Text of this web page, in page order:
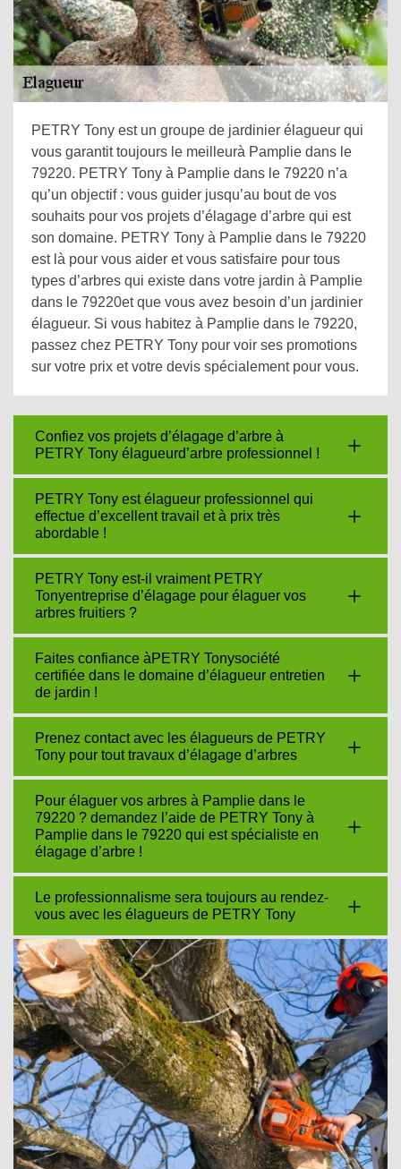
PETRY Tony est un groupe de jardinier élagueur qui
vous garantit toujours le meilleurà Pamplie dans le
79220. PETRY Tony à Pamplie dans le 79220 n’a
qu’un objectif : vous guider jusqu’au bout de vos
souhaits pour vos projets d’élagage d’arbre qui est
son domaine. PETRY Tony à Pamplie dans le 79220
est là pour vous aider et vous satisfaire pour tous
types d’arbres qui existe dans votre jardin à Pamplie
dans le 79220et que vous avez besoin d’un jardinier
élagueur. Si vous habitez à Pamplie dans le 79220,
passez chez PETRY Tony pour voir ses promotions
sur votre prix et votre devis spécialement pour vous.
Confiez vos projets d’élagage d’arbre à
PETRY Tony élagueurd’arbre professionnel !
PETRY Tony est élagueur professionnel qui
effectue d’excellent travail et à prix très
abordable !
PETRY Tony est-il vraiment PETRY
Tonyentreprise d’élagage pour élaguer vos
arbres fruitiers ?
Faites confiance àPETRY Tonysociété
certifiée dans le domaine d’élagueur entretien
de jardin !
Prenez contact avec les élagueurs de PETRY
Tony pour tout travaux d’élagage d’arbres
Pour élaguer vos arbres à Pamplie dans le
79220 ? demandez l’aide de PETRY Tony à
Pamplie dans le 79220 qui est spécialiste en
élagage d’arbre !
Le professionnalisme sera toujours au rendez-
vous avec les élagueurs de PETRY Tony